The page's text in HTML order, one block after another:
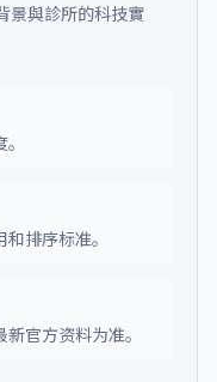
景與診所的科技實
排序标准。
官方资料为准。